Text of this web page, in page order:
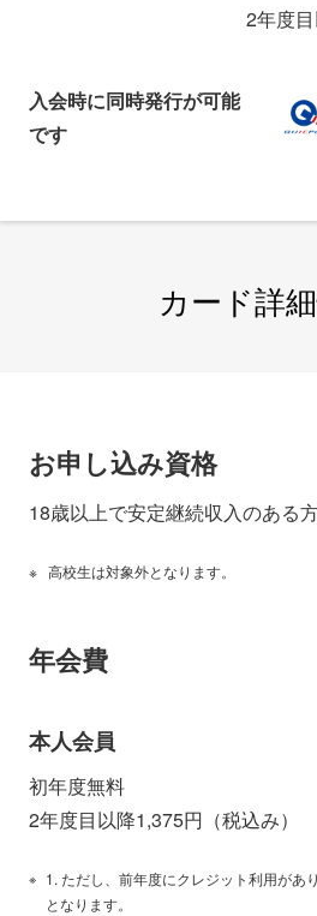
2年度
入会時に同時発行が可能
です
カード詳
お申し込み資格
18歳以上で安定継続収入のある
高校生は対象外となります。
年会費
本人会員
初年度無料
2年度目以降1,375円（税込み）
ただし、前年度にクレジット利用があ
となります。